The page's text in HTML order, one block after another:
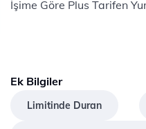
İşime Göre Plus Tarifen
Ek Bilgiler
Limitinde Duran